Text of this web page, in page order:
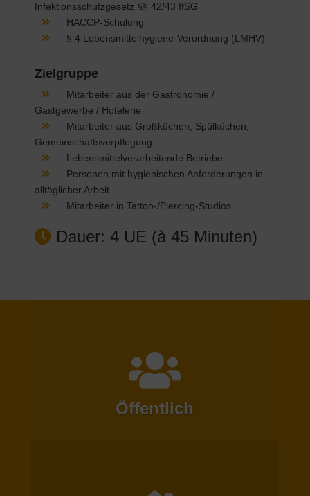
Infektionsschutzgesetz §§ 42/43 IfSG
HACCP-Schulung
§ 4 Lebensmittelhygiene-Verordnung (LMHV)
Zielgruppe
Mitarbeiter aus der Gastronomie /
Gastgewerbe / Hotelerie
Mitarbeiter aus Großküchen, Spülküchen,
Gemeinschaftsverpflegung
Lebensmittelverarbeitende Betriebe
Personen mit hygienischen Anforderungen in
alltäglicher Arbeit
Mitarbeiter in Tattoo-/Piercing-Studios
Dauer: 4 UE (à 45 Minuten)
Öffentlich